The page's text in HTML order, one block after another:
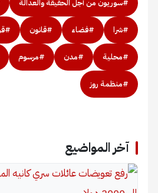
#سوريون من أجل الحقيقة والعدالة
#شرا #فضاء #قانون
#محلية #مدن #مرسوم
#منظمة روز
آخر المواضيع